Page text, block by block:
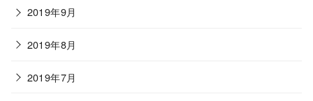
2019年9月
2019年8月
2019年7月